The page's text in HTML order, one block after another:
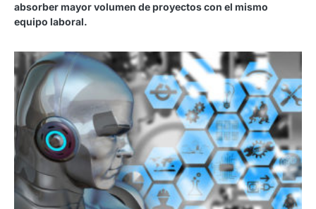
absorber mayor volumen de proyectos con el mismo
equipo laboral.